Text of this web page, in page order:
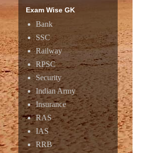
Exam Wise GK
Bank
SSC
Railway
RPSC
Security
Indian Army
Insurance
RAS
IAS
RRB